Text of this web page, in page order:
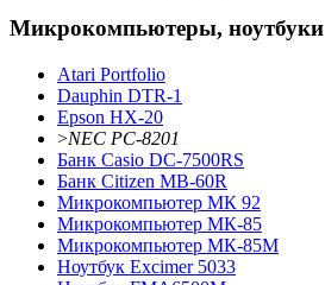
Микрокомпьютеры, ноутбуки
Atari Portfolio
Dauphin DTR-1
Epson HX-20
>NEC PC-8201
Банк Casio DC-7500RS
Банк Citizen MB-60R
Микрокомпьютер МК 92
Микрокомпьютер МК-85
Микрокомпьютер МК-85М
Ноутбук Excimer 5033